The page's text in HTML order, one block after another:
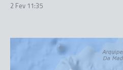
2 Fev 11:35